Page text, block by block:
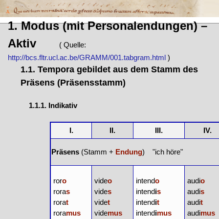
1. Modus (mit Personalendungen) –
Aktiv
( Quelle:
http://bcs.fltr.ucl.ac.be/GRAMM/001.tabgram.html )
1.1. Tempora gebildet aus dem Stamm des
Präsens (Präsensstamm)
1.1.1. Indikativ
I. II. III. IV.
Präsens (Stamm + Endung) "ich höre"
roro
roras
rorat
roramus
video
vides
videt
videmus
intendo
intendis
intendit
intendimus
audio
audis
audit
audimus